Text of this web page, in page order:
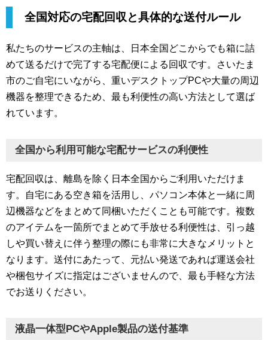
全国対応の宅配回収と具体的な送付ルール
私たちのサービスの主軸は、日本全国どこからでも箱に詰
めて送るだけで完了する宅配便による回収です。さいたま
市のご自宅にいながら、重いデスクトップPCや大量の周辺
機器を整理できるため、最も利便性の高い方法として選ば
れています。
全国から利用可能な宅配サービスの利便性
宅配回収は、離島を除く日本全国からご利用いただけま
す。自宅にある空き箱を活用し、パソコン本体と一緒に周
辺機器などをまとめて同梱いただくことも可能です。複数
のアイテムを一箇所でまとめて手放せる利便性は、引っ越
しや買い替えに伴う整理の際にも非常に大きなメリットと
なります。送付にあたって、元払い発送であれば運送会社
や梱包サイズに指定はございませんので、最も手軽な方法
でお送りください。
液晶一体型PCやApple製品の送付基準